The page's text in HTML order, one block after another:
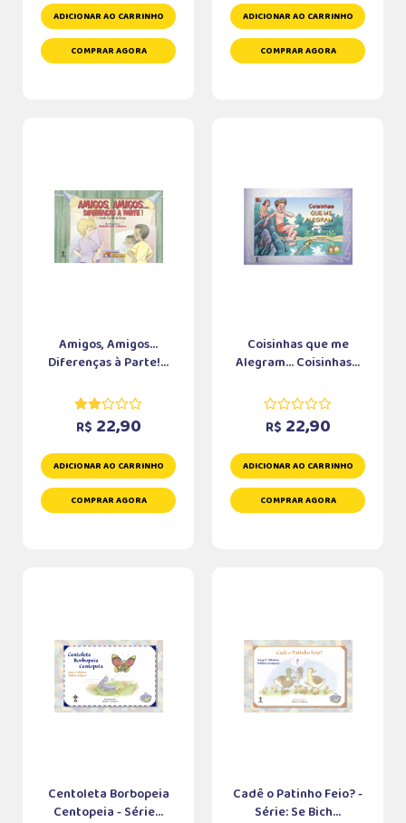
ADICIONAR AO CARRINHO
COMPRAR AGORA
ADICIONAR AO CARRINHO
COMPRAR AGORA
Amigos, Amigos...
Diferenças à Parte!...
R$ 22,90
ADICIONAR AO CARRINHO
COMPRAR AGORA
Coisinhas que me
Alegram... Coisinhas...
R$ 22,90
ADICIONAR AO CARRINHO
COMPRAR AGORA
Centoleta Borbopeia
Centopeia - Série...
Cadê o Patinho Feio? -
Série: Se Bich...